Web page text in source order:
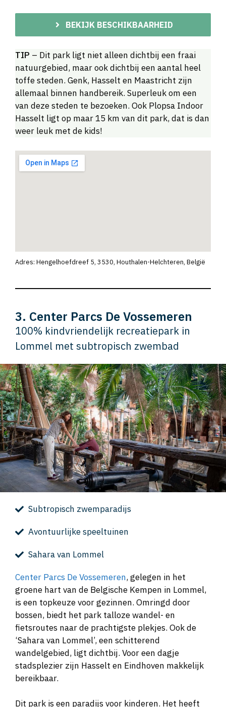
BEKIJK BESCHIKBAARHEID
TIP – Dit park ligt niet alleen dichtbij een fraai
natuurgebied, maar ook dichtbij een aantal heel
toffe steden. Genk, Hasselt en Maastricht zijn
allemaal binnen handbereik. Superleuk om een
van deze steden te bezoeken. Ook Plopsa Indoor
Hasselt ligt op maar 15 km van dit park, dat is dan
weer leuk met de kids!
Adres: Hengelhoefdreef 5, 3530, Houthalen-Helchteren, België
3. Center Parcs De Vossemeren
100% kindvriendelijk recreatiepark in
Lommel met subtropisch zwembad
Subtropisch zwemparadijs
Avontuurlijke speeltuinen
Sahara van Lommel
Center Parcs De Vossemeren, gelegen in het
groene hart van de Belgische Kempen in Lommel,
is een topkeuze voor gezinnen. Omringd door
bossen, biedt het park talloze wandel- en
fietsroutes naar de prachtigste plekjes. Ook de
‘Sahara van Lommel’, een schitterend
wandelgebied, ligt dichtbij. Voor een dagje
stadsplezier zijn Hasselt en Eindhoven makkelijk
bereikbaar.
Dit park is een paradijs voor kinderen. Het heeft